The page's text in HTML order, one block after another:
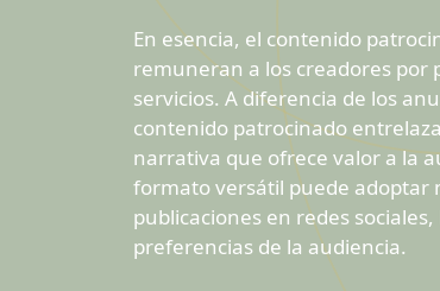
En esencia, el contenido
remuneran a los creadores por
servicios. A diferencia de los
contenido patrocinado
narrativa que ofrece valor a la
formato versátil puede adoptar
publicaciones en redes
preferencias de la audiencia.